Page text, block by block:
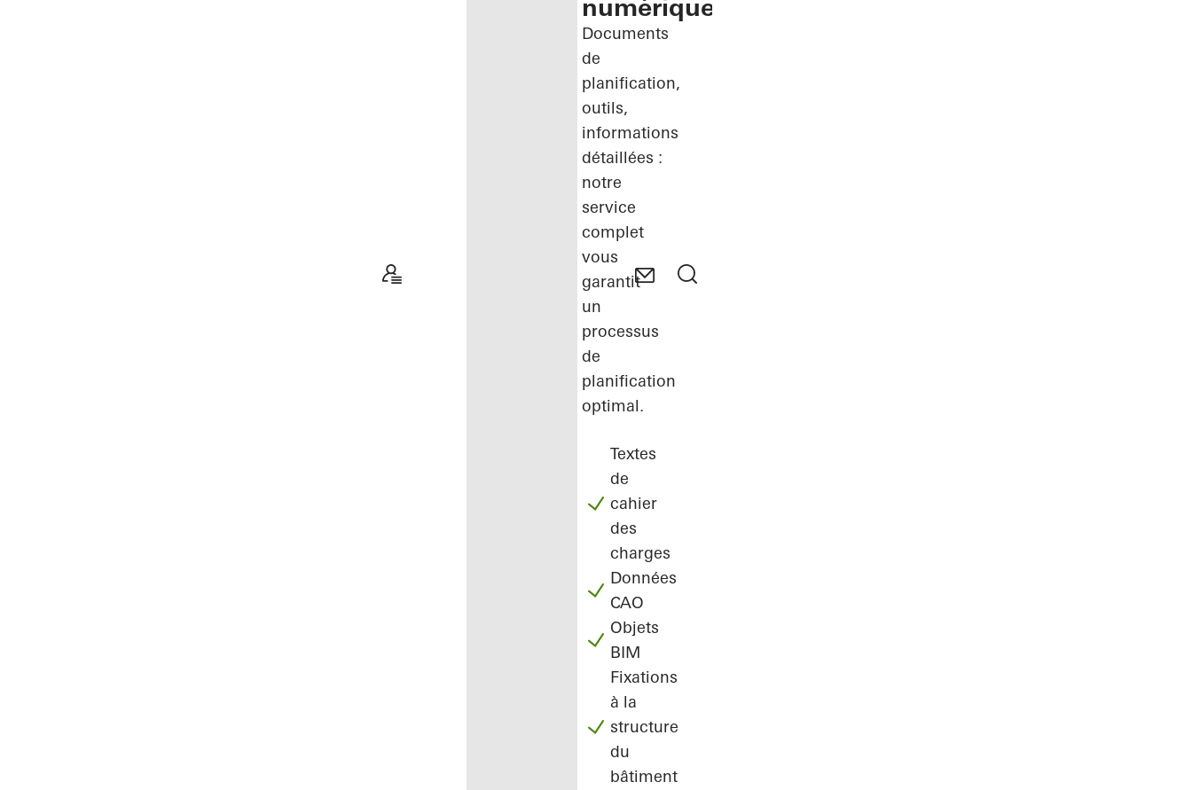
numérique
Documents
de
planification,
outils,
informations
détaillées :
notre
service
complet
vous
garantit
un
processus
de
planification
optimal.
Textes
de
cahier
des
charges
Données
CAO
Objets
BIM
Fixations
à la
structure
du
bâtiment